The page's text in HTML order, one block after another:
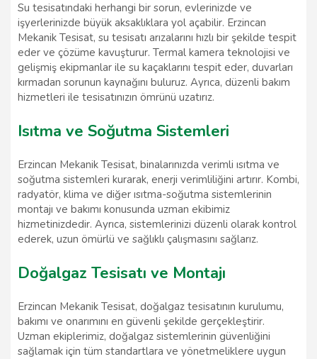
Su tesisatındaki herhangi bir sorun, evlerinizde ve
işyerlerinizde büyük aksaklıklara yol açabilir. Erzincan
Mekanik Tesisat, su tesisatı arızalarını hızlı bir şekilde tespit
eder ve çözüme kavuşturur. Termal kamera teknolojisi ve
gelişmiş ekipmanlar ile su kaçaklarını tespit eder, duvarları
kırmadan sorunun kaynağını buluruz. Ayrıca, düzenli bakım
hizmetleri ile tesisatınızın ömrünü uzatırız.
Isıtma ve Soğutma Sistemleri
Erzincan Mekanik Tesisat, binalarınızda verimli ısıtma ve
soğutma sistemleri kurarak, enerji verimliliğini artırır. Kombi,
radyatör, klima ve diğer ısıtma-soğutma sistemlerinin
montajı ve bakımı konusunda uzman ekibimiz
hizmetinizdedir. Ayrıca, sistemlerinizi düzenli olarak kontrol
ederek, uzun ömürlü ve sağlıklı çalışmasını sağlarız.
Doğalgaz Tesisatı ve Montajı
Erzincan Mekanik Tesisat, doğalgaz tesisatının kurulumu,
bakımı ve onarımını en güvenli şekilde gerçekleştirir.
Uzman ekiplerimiz, doğalgaz sistemlerinin güvenliğini
sağlamak için tüm standartlara ve yönetmeliklere uygun